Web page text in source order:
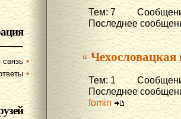
связь
Тем: 7
Последнее
▫
Тем: 1
Последнее
fomin